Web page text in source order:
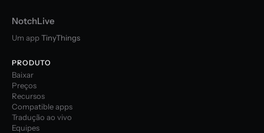
NotchLive
Um appTinyThings
PRODUTO
Baixar
Preços
Recursos
Compatible apps
Tradução ao vivo
Equipes